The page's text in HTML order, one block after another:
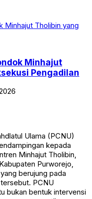
Minhajut
Pengadilan
Ulama (PCNU)
kepada
Minhajut Tholibin,
Purworejo,
berujung pada
PCNU
bukan bentuk intervensi